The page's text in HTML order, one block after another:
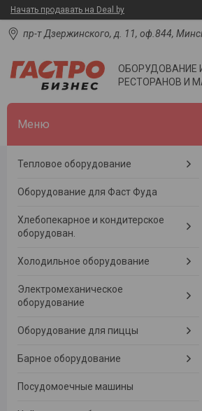
Начать продавать на Deal.by
пр-т Дзержинского, д. 11, оф.844,
ОБОРУДОВАНИЕ
РЕСТОРАНОВ И
Тепловое оборудование
Оборудование для Фаст Фуда
Хлебопекарное и кондитерское
оборудован.
Холодильное оборудование
Электромеханическое
оборудование
Оборудование для пиццы
Барное оборудование
Посудомоечные машины